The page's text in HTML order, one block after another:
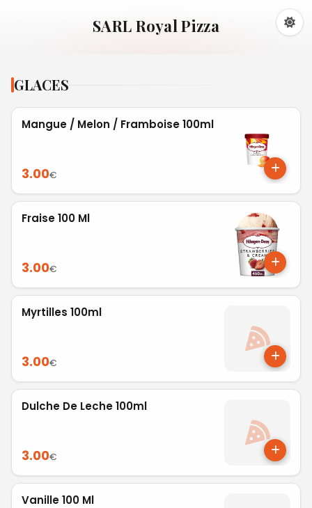
SARL Royal Pizza
GLACES
Mangue / Melon / Framboise 100ml
3.00€
Fraise 100 Ml
3.00€
Myrtilles 100ml
3.00€
Dulche De Leche 100ml
3.00€
Vanille 100 Ml